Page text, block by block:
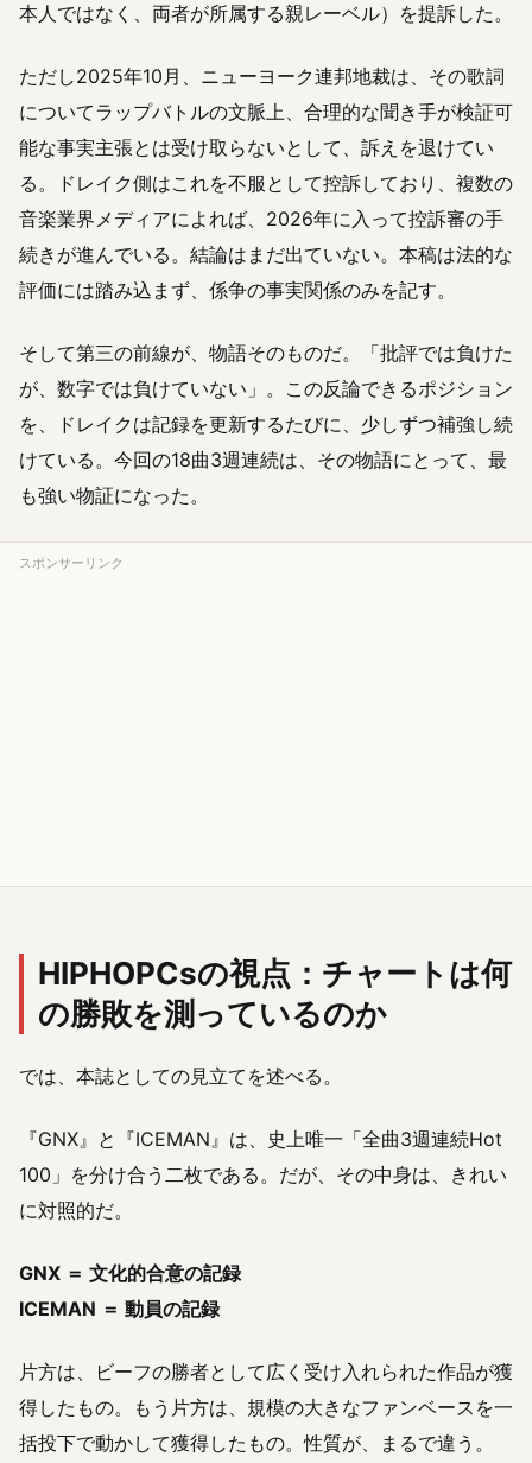
本人ではなく、両者が所属する親レーベル）を提訴した。
ただし2025年10月、ニューヨーク連邦地裁は、その歌詞
についてラップバトルの文脈上、合理的な聞き手が検証可
能な事実主張とは受け取らないとして、訴えを退けてい
る。ドレイク側はこれを不服として控訴しており、複数の
音楽業界メディアによれば、2026年に入って控訴審の手
続きが進んでいる。結論はまだ出ていない。本稿は法的な
評価には踏み込まず、係争の事実関係のみを記す。
そして第三の前線が、物語そのものだ。「批評では負けた
が、数字では負けていない」。この反論できるポジション
を、ドレイクは記録を更新するたびに、少しずつ補強し続
けている。今回の18曲3週連続は、その物語にとって、最
も強い物証になった。
スポンサーリンク
HIPHOPCsの視点：チャートは何
の勝敗を測っているのか
では、本誌としての見立てを述べる。
『GNX』と『ICEMAN』は、史上唯一「全曲3週連続Hot
100」を分け合う二枚である。だが、その中身は、きれい
に対照的だ。
GNX ＝ 文化的合意の記録
ICEMAN ＝ 動員の記録
片方は、ビーフの勝者として広く受け入れられた作品が獲
得したもの。もう片方は、規模の大きなファンベースを一
括投下で動かして獲得したもの。性質が、まるで違う。